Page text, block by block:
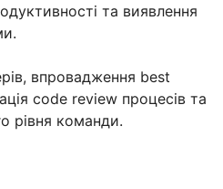
та виявлення
впровадження best
code review процесів та
рівня команди.